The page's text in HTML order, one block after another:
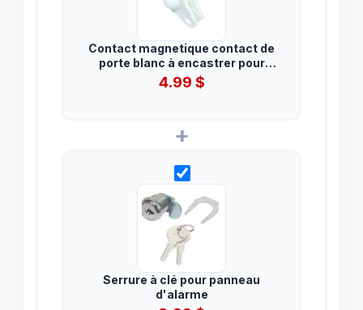
Contact magnetique contact de
porte blanc à encastrer pour
système d'alarme .
4.99 $
+
Serrure à clé pour panneau
d'alarme